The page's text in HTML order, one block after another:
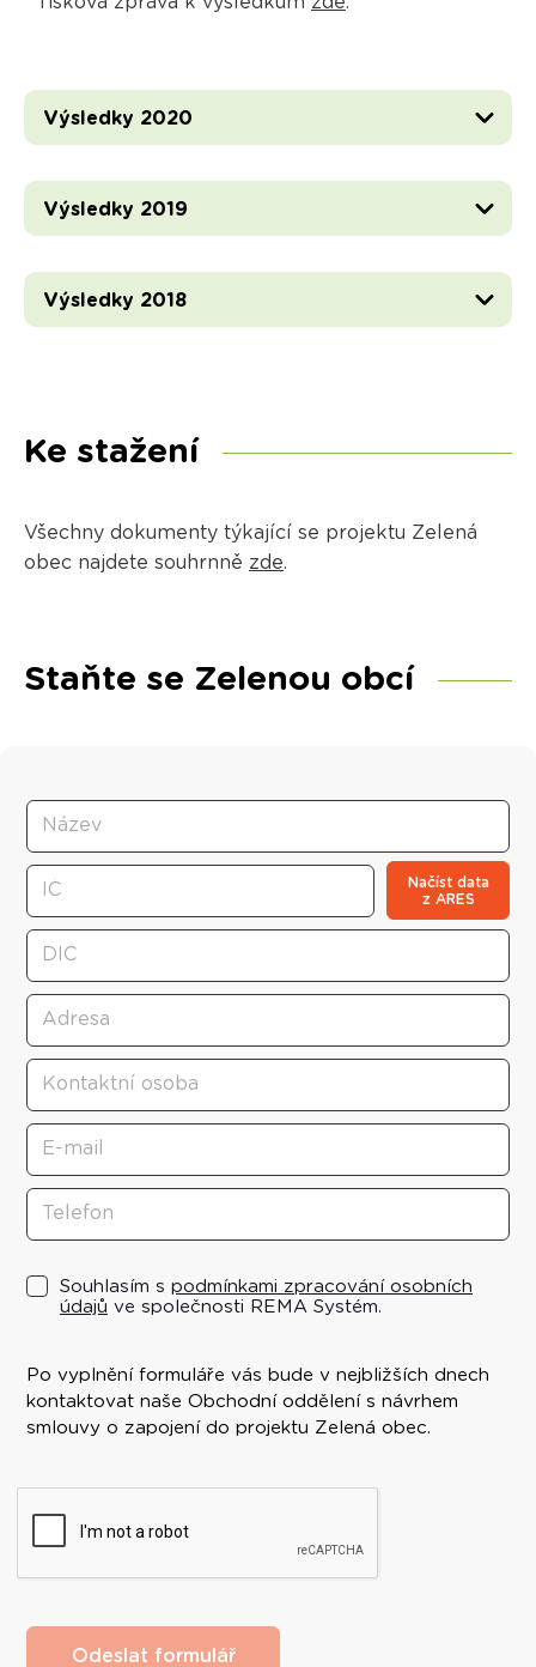
Výsledky 2020
Výsledky 2019
Výsledky 2018
Ke stažení
Všechny dokumenty týkající se projektu Zelená
obec najdete souhrnně zde.
Staňte se Zelenou obcí
Načíst data
z ARES
Souhlasím s podmínkami zpracování osobních
údajů ve společnosti REMA Systém.
Po vyplnění formuláře vás bude v nejbližších dnech
kontaktovat naše Obchodní oddělení s návrhem
smlouvy o zapojení do projektu Zelená obec.
Odeslat formulář